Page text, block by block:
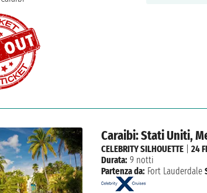
Caraibi: Stati Uniti,
CELEBRITY SILHOUETTE |24
Durata: 9 notti
Partenza da: Fort Lauderdale